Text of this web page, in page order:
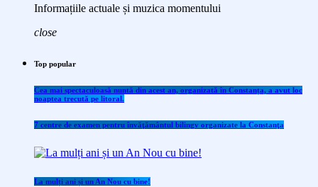
Informațiile actuale și muzica momentului
close
Top popular
Cea mai spectaculoasă nuntă din acest an, organizată în Constanța, a avut loc
noaptea trecută pe litoral.
7 centre de examen pentru învăţământul bilingv organizate la Constanţa
La mulți ani și un An Nou cu bine!